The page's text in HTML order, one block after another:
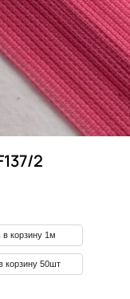
2
в корзину 1м
корзину 50шт